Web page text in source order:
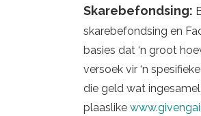
Skarebefondsing:
skarebefondsing en
basies dat ‘n groot
versoek vir ‘n
die geld wat
plaaslike